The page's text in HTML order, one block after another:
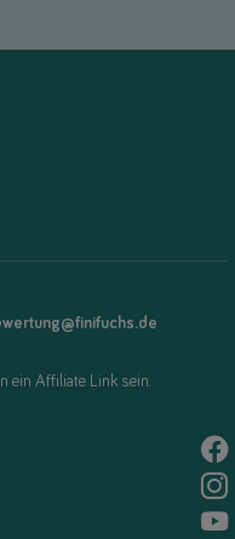
ein Affiliate Link sein.